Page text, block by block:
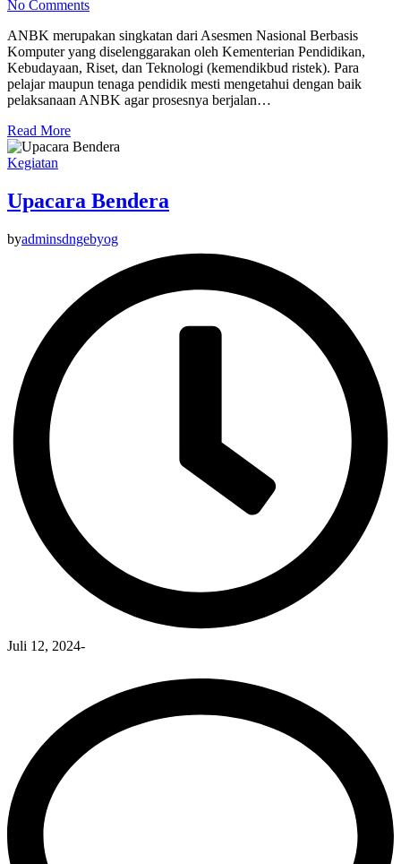
No Comments
ANBK merupakan singkatan dari Asesmen Nasional Berbasis
Komputer yang diselenggarakan oleh Kementerian Pendidikan,
Kebudayaan, Riset, dan Teknologi (kemendikbud ristek). Para
pelajar maupun tenaga pendidik mesti mengetahui dengan baik
pelaksanaan ANBK agar prosesnya berjalan…
Read More
Kegiatan
Upacara Bendera
byadminsdngebyog
Juli 12, 2024-